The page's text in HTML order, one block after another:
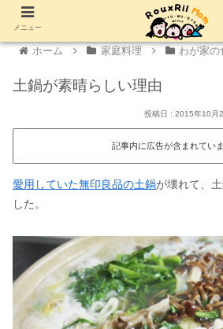
ホーム 家庭料理 わが家の
土鍋が素晴らしい理由
2015年10月
記事内に広告が含まれていま
愛用していた無印良品の土鍋が壊れて、
した。
メニュー